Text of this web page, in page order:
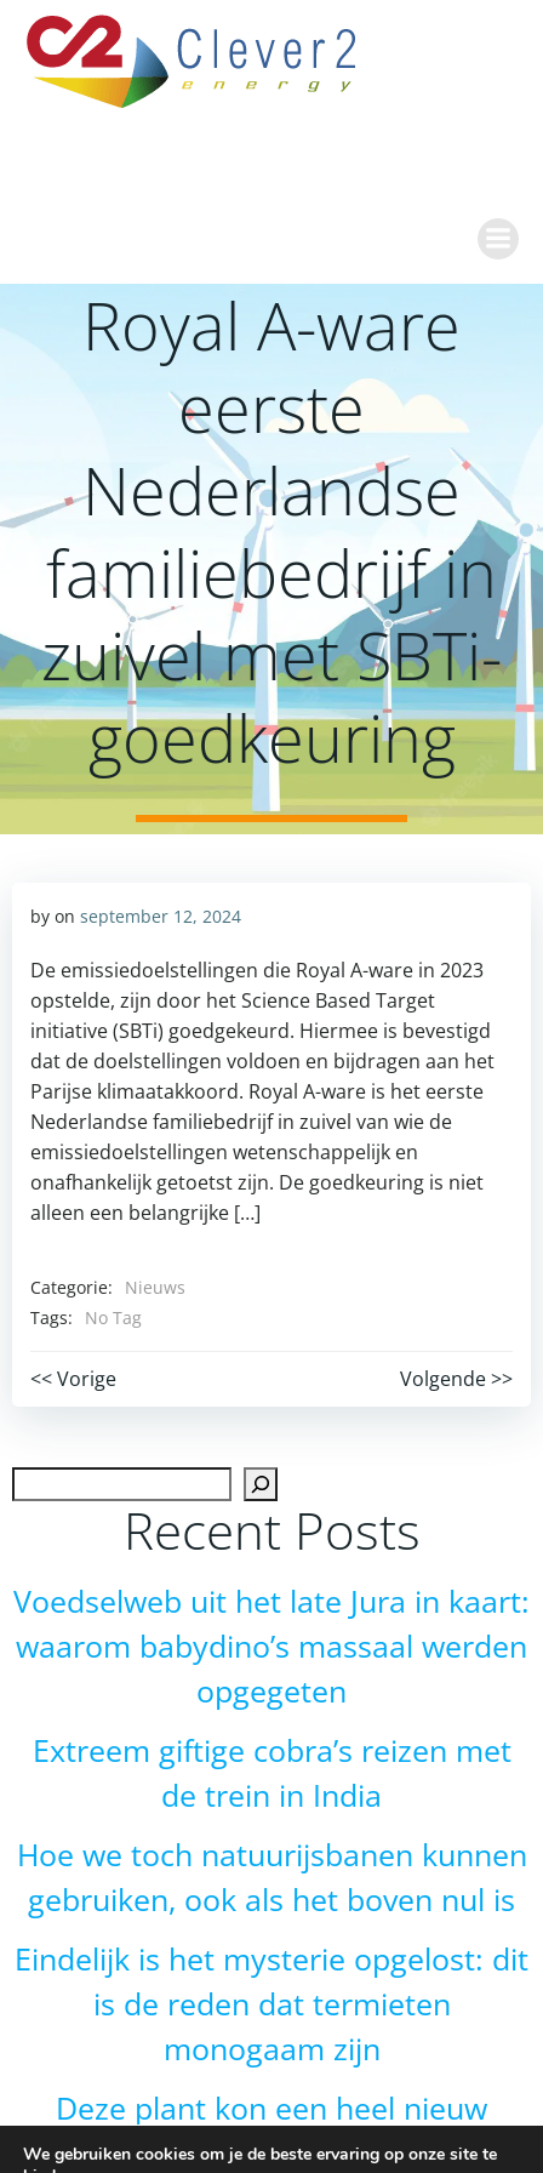
naar
de
inhoud
Royal A-ware
eerste
Nederlandse
familiebedrijf in
zuivel met SBTi-
goedkeuring
by on september 12, 2024
De emissiedoelstellingen die Royal A-ware in 2023
opstelde, zijn door het Science Based Target
initiative (SBTi) goedgekeurd. Hiermee is bevestigd
dat de doelstellingen voldoen en bijdragen aan het
Parijse klimaatakkoord. Royal A-ware is het eerste
Nederlandse familiebedrijf in zuivel van wie de
emissiedoelstellingen wetenschappelijk en
onafhankelijk getoetst zijn. De goedkeuring is niet
alleen een belangrijke […]
Categorie:
Nieuws
Tags:
No Tag
Post
navigation
<< Vorige
Post
navigation
Volgende >>
Recent Posts
Voedselweb uit het late Jura in kaart:
waarom babydino’s massaal werden
opgegeten
Extreem giftige cobra’s reizen met
de trein in India
Hoe we toch natuurijsbanen kunnen
gebruiken, ook als het boven nul is
Eindelijk is het mysterie opgelost: dit
is de reden dat termieten
monogaam zijn
Deze plant kon een heel nieuw
gebied veroveren door van vorm te
We gebruiken cookies om je de beste ervaring op onze site te